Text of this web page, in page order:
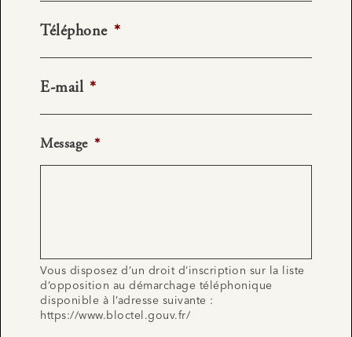
Téléphone *
E-mail *
Message *
Vous disposez d’un droit d’inscription sur la liste
d’opposition au démarchage téléphonique
disponible à l’adresse suivante :
https://www.bloctel.gouv.fr/